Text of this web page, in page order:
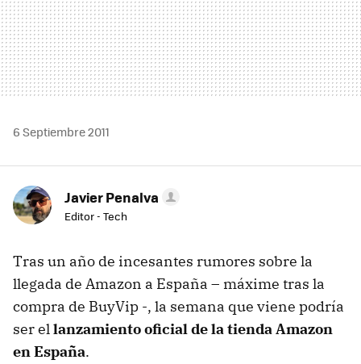
6 Septiembre 2011
Javier Penalva
Editor - Tech
Tras un año de incesantes rumores sobre la
llegada de Amazon a España – máxime tras la
compra de BuyVip -, la semana que viene podría
ser ellanzamiento oficial de la tienda Amazon
en España.